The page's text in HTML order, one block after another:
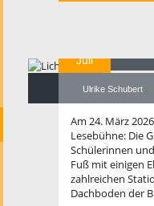
Juli
Ulrike Schubert
Am 24. März
Lesebühne: Die
Schülerinnen
Fuß mit einigen
zahlreichen
Dachboden der